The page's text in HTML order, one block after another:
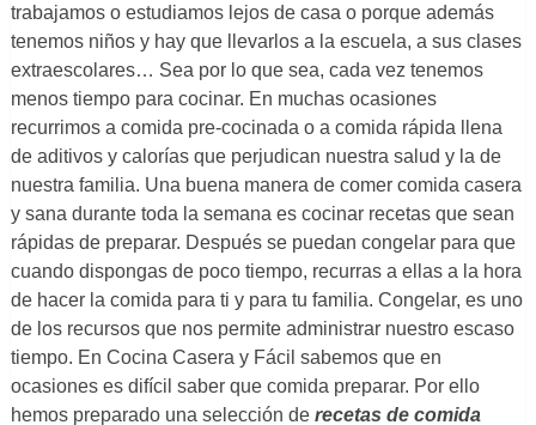
trabajamos o estudiamos lejos de casa o porque además
tenemos niños y hay que llevarlos a la escuela, a sus clases
extraescolares… Sea por lo que sea, cada vez tenemos
menos tiempo para cocinar. En muchas ocasiones
recurrimos a comida pre-cocinada o a comida rápida llena
de aditivos y calorías que perjudican nuestra salud y la de
nuestra familia. Una buena manera de comer comida casera
y sana durante toda la semana es cocinar recetas que sean
rápidas de preparar. Después se puedan congelar para que
cuando dispongas de poco tiempo, recurras a ellas a la hora
de hacer la comida para ti y para tu familia. Congelar, es uno
de los recursos que nos permite administrar nuestro escaso
tiempo. En Cocina Casera y Fácil sabemos que en
ocasiones es difícil saber que comida preparar. Por ello
hemos preparado una selección de recetas de comida